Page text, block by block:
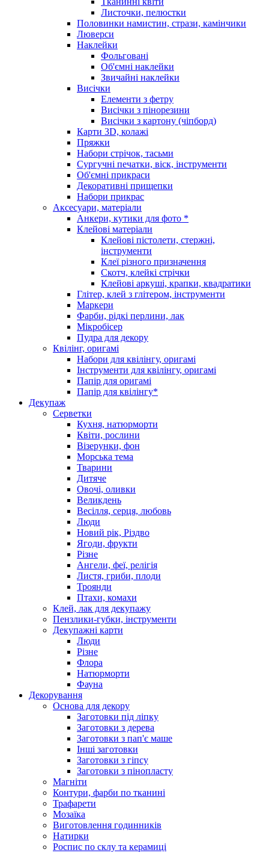
Листочки, пелюстки
Половинки намистин, стрази, камінчики
Люверси
Наклейки
Фольговані
Об'ємні наклейки
Звичайні наклейки
Висічки
Елементи з фетру
Висічки з пінорезини
Висічки з картону (чіпборд)
Карти 3D, колажі
Пряжки
Набори стрічок, тасьми
Сургучні печатки, віск, інструменти
Об'ємні прикраси
Декоративні прищепки
Набори прикрас
Аксесуари, матеріали
Анкери, кутики для фото *
Клейові матеріали
Клейові пістолети, стержні,
інструменти
Клеї різного призначення
Скотч, клейкі стрічки
Клейові аркуші, крапки, квадратики
Глітер, клей з глітером, інструменти
Маркери
Фарби, рідкі перлини, лак
Мікробісер
Пудра для декору
Квілінг, оригамі
Набори для квілінгу, оригамі
Інструменти для квілінгу, оригамі
Папір для оригамі
Папір для квілінгу*
Декупаж
Серветки
Кухня, натюрморти
Квіти, рослини
Візерунки, фон
Морська тема
Тварини
Дитяче
Овочі, оливки
Великдень
Весілля, серця, любовь
Люди
Новий рік, Різдво
Ягоди, фрукти
Різне
Ангели, феї, релігія
Листя, гриби, плоди
Троянди
Птахи, комахи
Клей, лак для декупажу
Пензлики-губки, інструменти
Декупажні карти
Люди
Різне
Флора
Натюрморти
Фауна
Декорування
Основа для декору
Заготовки під ліпку
Заготовки з дерева
Заготовки з пап'є маше
Інші заготовки
Заготовки з гіпсу
Заготовки з пінопласту
Магніти
Контури, фарби по тканині
Трафарети
Мозаїка
Виготовлення годинників
Натирки
Роспис по склу та керамиці